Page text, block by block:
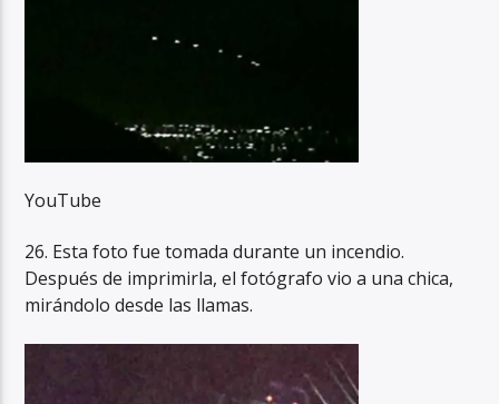
YouTube
26. Esta foto fue tomada durante un incendio.
Después de imprimirla, el fotógrafo vio a una chica,
mirándolo desde las llamas.